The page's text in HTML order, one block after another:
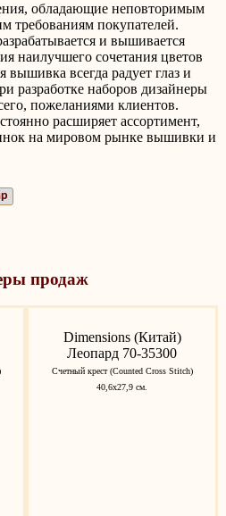
обладающие неповторимым
требованиям покупателей.
и вышивается
наилучшего сочетания цветов
вышивка всегда радует глаз и
разработке наборов дизайнеры
пожеланиями клиентов.
расширяет ассортимент,
на мировом рынке вышивки и
продаж
Dimensions (Китай)
Леопард 70-35300
Счетный крест (Counted Cross Stitch)
40,6х27,9 см.